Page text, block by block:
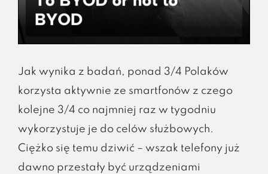
Jak wynika z badań, ponad 3/4 Polaków
korzysta aktywnie ze smartfonów z czego
kolejne 3/4 co najmniej raz w tygodniu
wykorzystuje je do celów służbowych.
Ciężko się temu dziwić – wszak telefony już
dawno przestały być urządzeniami